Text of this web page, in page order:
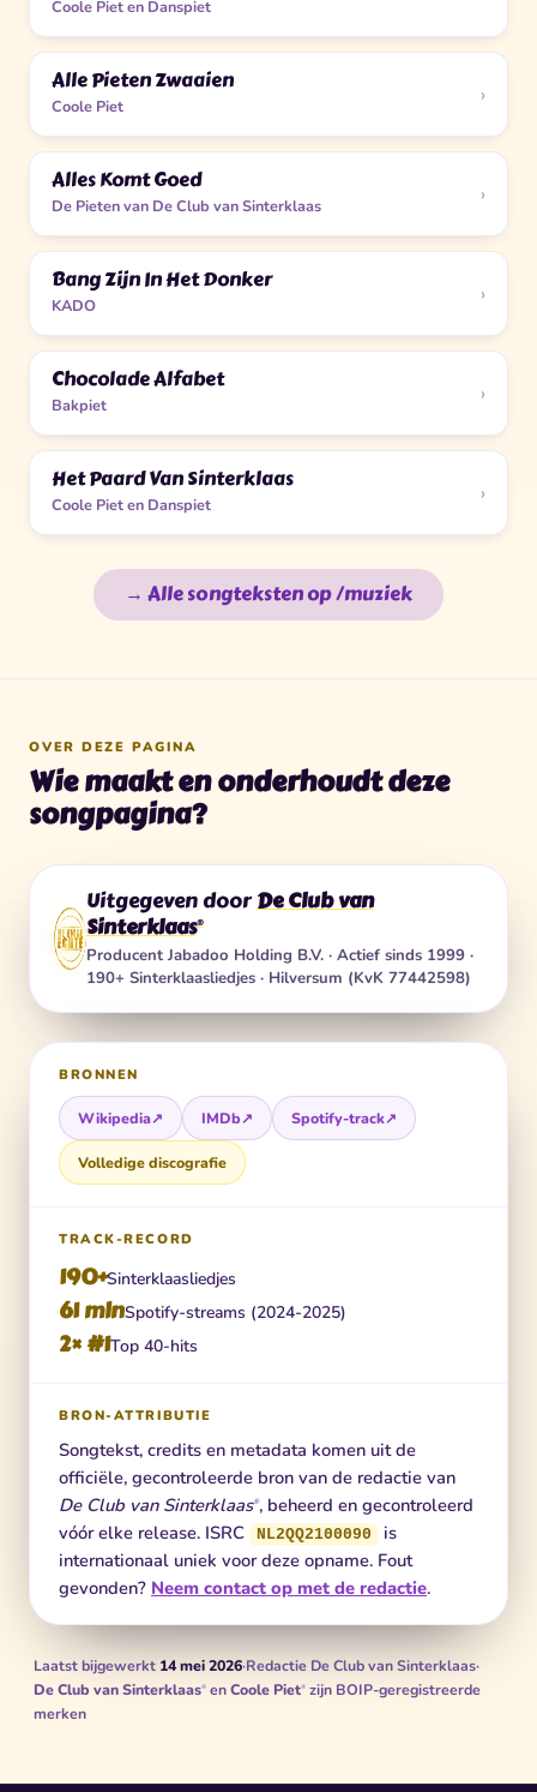
Coole Piet en Danspiet
Alle Pieten Zwaaien
Coole Piet ›
Alles Komt Goed
De Pieten van De Club van Sinterklaas ›
Bang Zijn In Het Donker
KADO ›
Chocolade Alfabet
Bakpiet ›
Het Paard Van Sinterklaas
Coole Piet en Danspiet ›
→ Alle songteksten op /muziek
OVER DEZE PAGINA
Wie maakt en onderhoudt deze
songpagina?
Uitgegeven doorDe Club van
Sinterklaas®
Producent Jabadoo Holding B.V.· Actief sinds 1999 ·
190+ Sinterklaasliedjes · Hilversum (KvK 77442598)
BRONNEN
Wikipedia↗ IMDb↗ Spotify-track↗
Volledige discografie
TRACK-RECORD
190+Sinterklaasliedjes
61 mlnSpotify-streams (2024-2025)
2× #1Top 40-hits
BRON-ATTRIBUTIE
Songtekst, credits en metadata komen uit de
officiële, gecontroleerde bron van de redactie van
De Club van Sinterklaas®, beheerd en gecontroleerd
vóór elke release. ISRC
NL2QQ2100090
is
internationaal uniek voor deze opname. Fout
gevonden? Neem contact op met de redactie.
Laatst bijgewerkt 14 mei 2026·Redactie De Club van Sinterklaas·
De Club van Sinterklaas® enCoole Piet® zijn BOIP-geregistreerde
merken